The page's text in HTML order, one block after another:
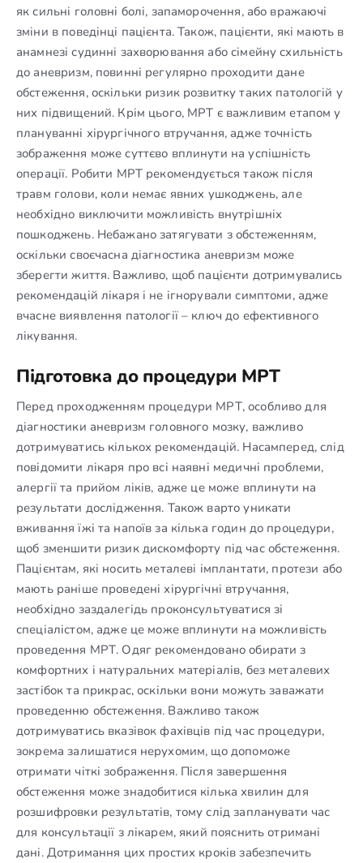
як сильні головні болі, запаморочення, або вражаючі
зміни в поведінці пацієнта. Також, пацієнти, які мають в
анамнезі судинні захворювання або сімейну схильність
до аневризм, повинні регулярно проходити дане
обстеження, оскільки ризик розвитку таких патологій у
них підвищений. Крім цього, МРТ є важливим етапом у
плануванні хірургічного втручання, адже точність
зображення може суттєво вплинути на успішність
операції. Робити МРТ рекомендується також після
травм голови, коли немає явних ушкоджень, але
необхідно виключити можливість внутрішніх
пошкоджень. Небажано затягувати з обстеженням,
оскільки своєчасна діагностика аневризм може
зберегти життя. Важливо, щоб пацієнти дотримувались
рекомендацій лікаря і не ігнорували симптоми, адже
вчасне виявлення патології – ключ до ефективного
лікування.
Підготовка до процедури МРТ
Перед проходженням процедури МРТ, особливо для
діагностики аневризм головного мозку, важливо
дотримуватись кількох рекомендацій. Насамперед, слід
повідомити лікаря про всі наявні медичні проблеми,
алергії та прийом ліків, адже це може вплинути на
результати дослідження. Також варто уникати
вживання їжі та напоїв за кілька годин до процедури,
щоб зменшити ризик дискомфорту під час обстеження.
Пацієнтам, які носить металеві імплантати, протези або
мають раніше проведені хірургічні втручання,
необхідно заздалегідь проконсультуватися зі
спеціалістом, адже це може вплинути на можливість
проведення МРТ. Одяг рекомендовано обирати з
комфортних і натуральних матеріалів, без металевих
застібок та прикрас, оскільки вони можуть заважати
проведенню обстеження. Важливо також
дотримуватись вказівок фахівців під час процедури,
зокрема залишатися нерухомим, що допоможе
отримати чіткі зображення. Після завершення
обстеження може знадобитися кілька хвилин для
розшифровки результатів, тому слід запланувати час
для консультації з лікарем, який пояснить отримані
дані. Дотримання цих простих кроків забезпечить